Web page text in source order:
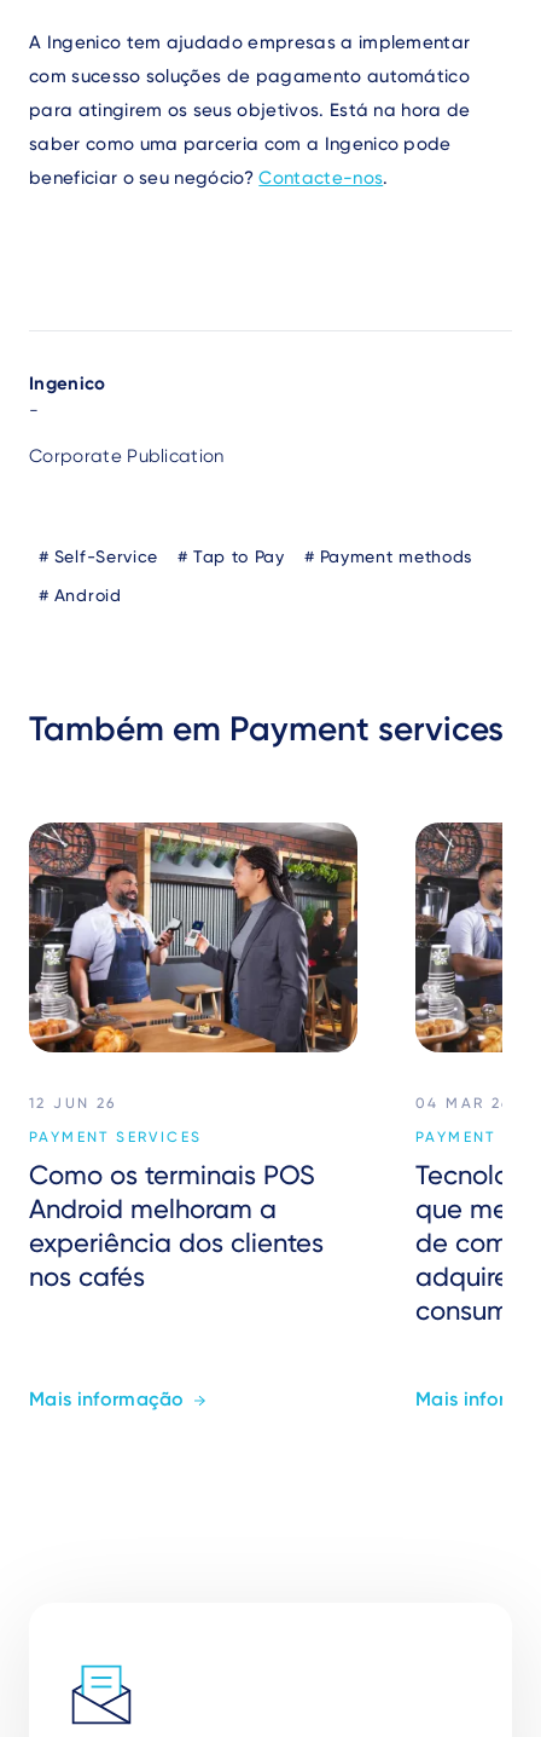
A Ingenico tem ajudado empresas a implementar
com sucesso soluções de pagamento automático
para atingirem os seus objetivos. Está na hora de
saber como uma parceria com a Ingenico pode
beneficiar o seu negócio? Contacte-nos.
Ingenico
-
Corporate Publication
BlogSelf-Service Tap to Pay
Payment methods
Android
Também em Payment services
12 JUN 26
PAYMENT SERVICES
Como os terminais POS
Android melhoram a
experiência dos clientes
nos cafés
Mais informação
04 MAR 26
PAYMENT
que
de
Mais